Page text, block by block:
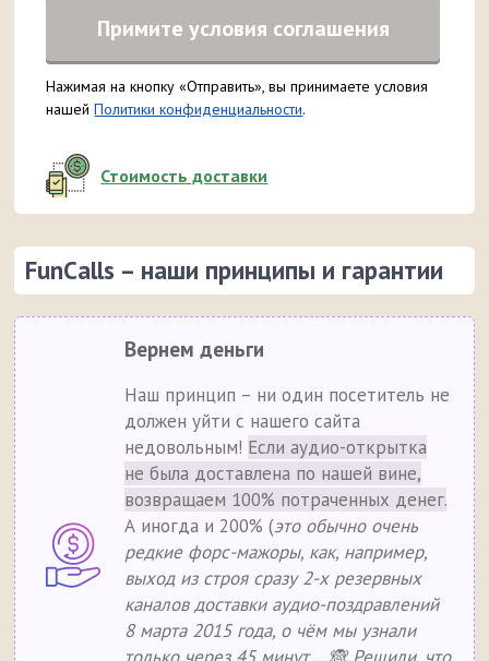
Примите условия соглашения
Нажимая на кнопку «Отправить», вы принимаете условия
нашейПолитики конфиденциальности.
Стоимость доставки
FunCalls – наши принципы и гарантии
Вернем деньги
Наш принцип – ни один посетитель не
должен уйти с нашего сайта
недовольным! Если аудио-открытка
не была доставлена по нашей вине,
возвращаем 100% потраченных денег.
А иногда и 200% (это обычно очень
редкие форс-мажоры, как, например,
выход из строя сразу 2-х резервных
каналов доставки аудио-поздравлений
8 марта 2015 года, о чём мы узнали